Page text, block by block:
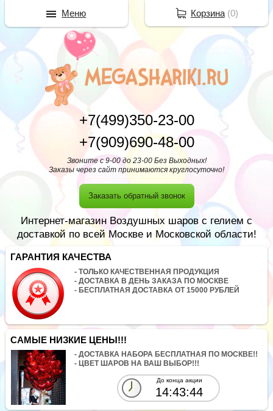
+7(499)350-23-00
+7(909)690-48-00
Звоните с 9-00 до 23-00 Без Выходных!
Заказы через сайт принимаются круглосуточно!
Заказать обратный звонок
Интернет-магазин Воздушных шаров с гелием с
доставкой по всей Москве и Московской области!
ГАРАНТИЯ КАЧЕСТВА
- ТОЛЬКО КАЧЕСТВЕННАЯ ПРОДУКЦИЯ
- ДОСТАВКА В ДЕНЬ ЗАКАЗА ПО МОСКВЕ
- БЕСПЛАТНАЯ ДОСТАВКА ОТ 15000 РУБЛЕЙ
САМЫЕ НИЗКИЕ ЦЕНЫ!!!
- ДОСТАВКА НАБОРА БЕСПЛАТНАЯ ПО МОСКВЕ!!
- ЦВЕТ ШАРОВ НА ВАШ ВЫБОР!!!
До конца акции
14:43:44
Корзина(0)
Меню